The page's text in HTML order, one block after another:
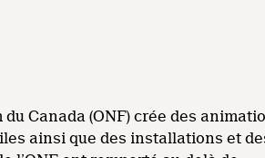
Canada (ONF) crée des
ainsi que des installations et